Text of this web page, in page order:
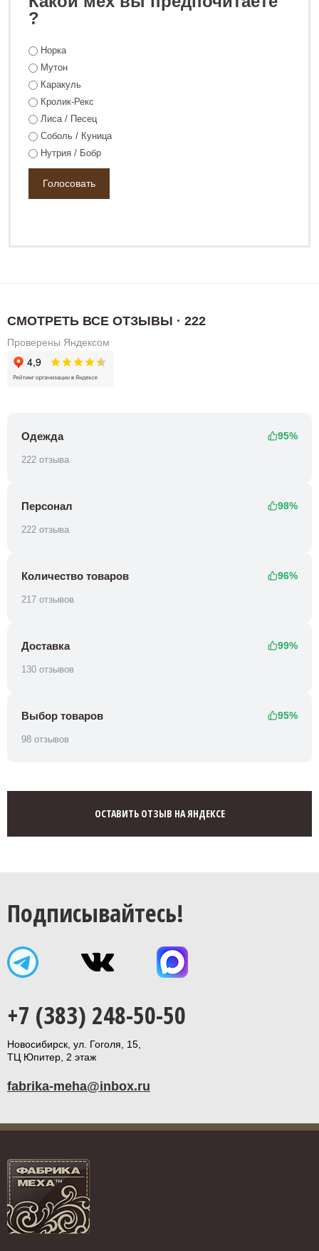
138 800 ₽
?
Норка
Мутон
Каракуль
Кролик-Рекс
Лиса / Песец
Соболь / Куница
Нутрия / Бобр
СМОТРЕТЬ ВСЕ ОТЗЫВЫ · 222
Проверены Яндексом
Одежда 95%
222 отзыва
Персонал 98%
222 отзыва
Количество товаров 96%
217 отзывов
Доставка 99%
130 отзывов
Выбор товаров 95%
98 отзывов
ОСТАВИТЬ ОТЗЫВ НА ЯНДЕКСЕ
Подписывайтесь!
+7 (383) 248-50-50
Новосибирск, ул. Гоголя, 15,
ТЦ Юпитер, 2 этаж
fabrika-meha@inbox.ru